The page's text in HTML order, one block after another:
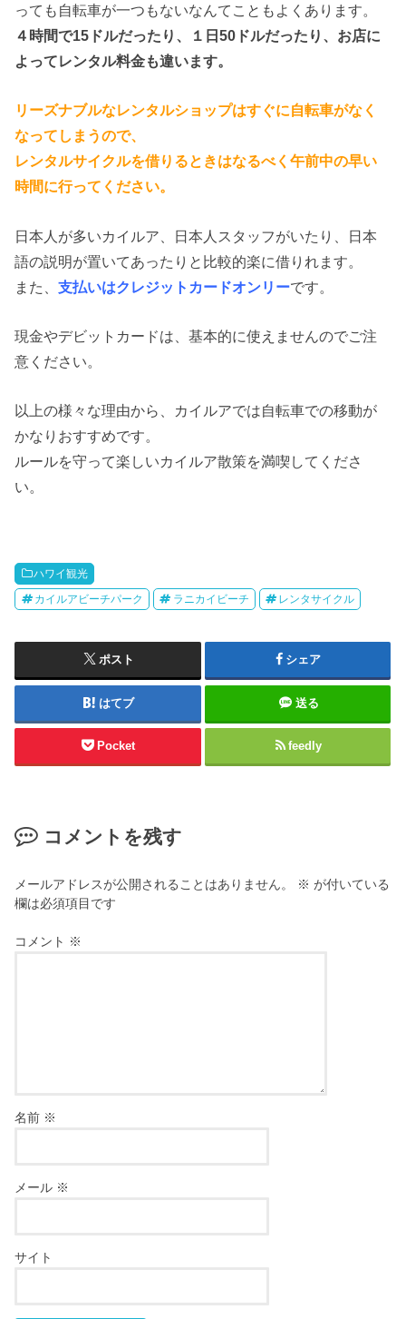
っても自転車が一つもないなんてこともよくあります。
４時間で15ドルだったり、１日50ドルだったり、お店に
よってレンタル料金も違います。
リーズナブルなレンタルショップはすぐに自転車がなく
なってしまうので、
レンタルサイクルを借りるときはなるべく午前中の早い
時間に行ってください。
日本人が多いカイルア、日本人スタッフがいたり、日本
語の説明が置いてあったりと比較的楽に借りれます。
また、支払いはクレジットカードオンリーです。
現金やデビットカードは、基本的に使えませんのでご注
意ください。
以上の様々な理由から、カイルアでは自転車での移動が
かなりおすすめです。
ルールを守って楽しいカイルア散策を満喫してくださ
い。
ハワイ観光
カイルアビーチパーク ラニカイビーチ レンタサイクル
ポスト シェア
はてブ 送る
Pocket feedly
コメントを残す
メールアドレスが公開されることはありません。 ※ が付いている
欄は必須項目です
コメント ※
名前 ※
メール ※
サイト